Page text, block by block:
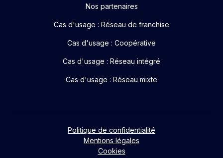
Nos partenaires
Cas d'usage : Réseau de franchise
Cas d'usage : Coopérative
Cas d'usage : Réseau intégré
Cas d'usage : Réseau mixte
Politique de confidentialité
Mentions légales
Cookies